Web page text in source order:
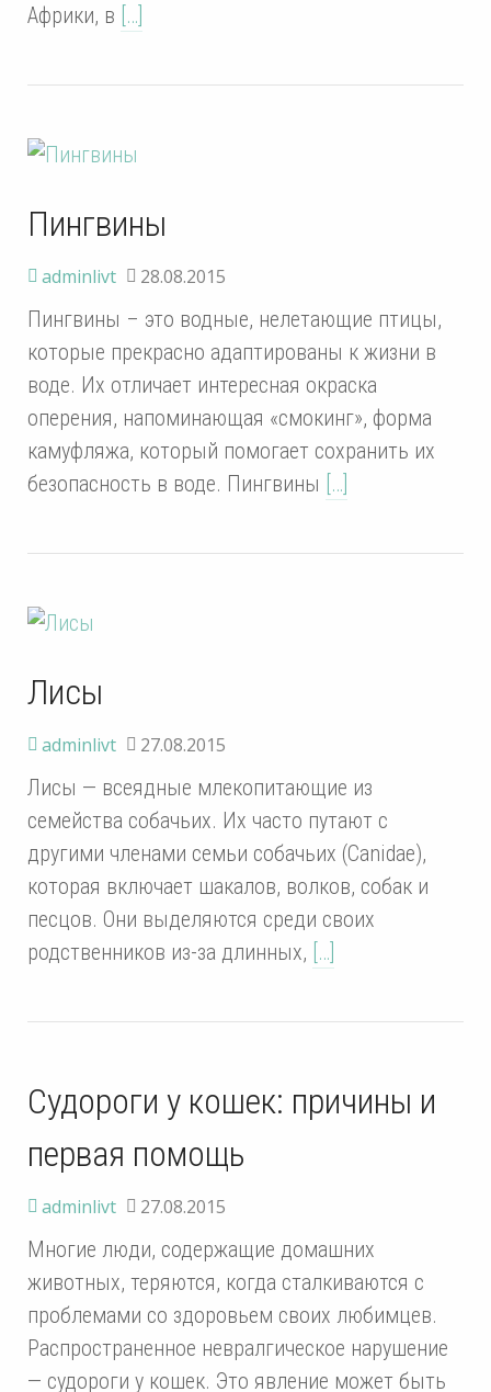
Африки, в […]
Пингвины
adminlivt 28.08.2015
Пингвины – это водные, нелетающие птицы,
которые прекрасно адаптированы к жизни в
воде. Их отличает интересная окраска
оперения, напоминающая «смокинг», форма
камуфляжа, который помогает сохранить их
безопасность в воде. Пингвины […]
Лисы
adminlivt 27.08.2015
Лисы — всеядные млекопитающие из
семейства собачьих. Их часто путают с
другими членами семьи собачьих (Canidae),
которая включает шакалов, волков, собак и
песцов. Они выделяются среди своих
родственников из-за длинных, […]
Судороги у кошек: причины и
первая помощь
adminlivt 27.08.2015
Многие люди, содержащие домашних
животных, теряются, когда сталкиваются с
проблемами со здоровьем своих любимцев.
Распространенное невралгическое нарушение
— судороги у кошек. Это явление может быть